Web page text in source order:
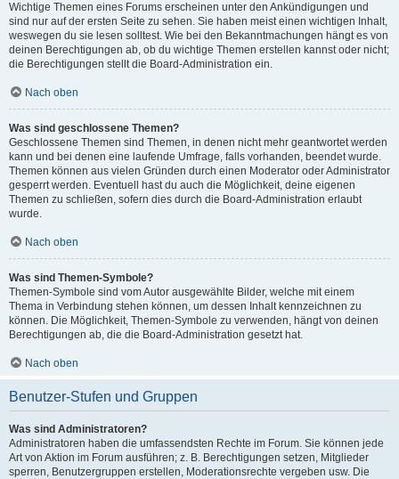
Wichtige Themen eines Forums erscheinen unter den Ankündigungen und
sind nur auf der ersten Seite zu sehen. Sie haben meist einen wichtigen Inhalt,
weswegen du sie lesen solltest. Wie bei den Bekanntmachungen hängt es von
deinen Berechtigungen ab, ob du wichtige Themen erstellen kannst oder nicht;
die Berechtigungen stellt die Board-Administration ein.
Nach oben
Was sind geschlossene Themen?
Geschlossene Themen sind Themen, in denen nicht mehr geantwortet werden
kann und bei denen eine laufende Umfrage, falls vorhanden, beendet wurde.
Themen können aus vielen Gründen durch einen Moderator oder Administrator
gesperrt werden. Eventuell hast du auch die Möglichkeit, deine eigenen
Themen zu schließen, sofern dies durch die Board-Administration erlaubt
wurde.
Nach oben
Was sind Themen-Symbole?
Themen-Symbole sind vom Autor ausgewählte Bilder, welche mit einem
Thema in Verbindung stehen können, um dessen Inhalt kennzeichnen zu
können. Die Möglichkeit, Themen-Symbole zu verwenden, hängt von deinen
Berechtigungen ab, die die Board-Administration gesetzt hat.
Nach oben
Benutzer-Stufen und Gruppen
Was sind Administratoren?
Administratoren haben die umfassendsten Rechte im Forum. Sie können jede
Art von Aktion im Forum ausführen; z. B. Berechtigungen setzen, Mitglieder
sperren, Benutzergruppen erstellen, Moderationsrechte vergeben usw. Die